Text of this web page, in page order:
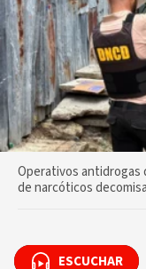
Operativos antidrogas
de narcóticos
ESCUCHAR
ESCUCHAR